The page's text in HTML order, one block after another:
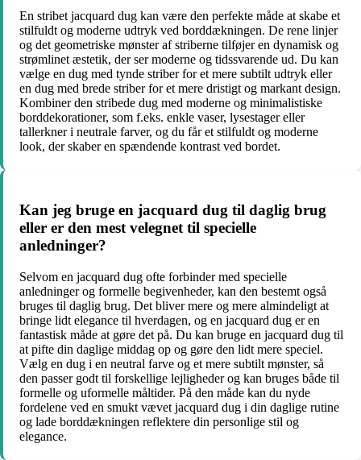
En stribet jacquard dug kan være den perfekte måde at skabe et
stilfuldt og moderne udtryk ved borddækningen. De rene linjer
og det geometriske mønster af striberne tilføjer en dynamisk og
strømlinet æstetik, der ser moderne og tidssvarende ud. Du kan
vælge en dug med tynde striber for et mere subtilt udtryk eller
en dug med brede striber for et mere dristigt og markant design.
Kombiner den stribede dug med moderne og minimalistiske
borddekorationer, som f.eks. enkle vaser, lysestager eller
tallerkner i neutrale farver, og du får et stilfuldt og moderne
look, der skaber en spændende kontrast ved bordet.
Kan jeg bruge en jacquard dug til daglig brug
eller er den mest velegnet til specielle
anledninger?
Selvom en jacquard dug ofte forbinder med specielle
anledninger og formelle begivenheder, kan den bestemt også
bruges til daglig brug. Det bliver mere og mere almindeligt at
bringe lidt elegance til hverdagen, og en jacquard dug er en
fantastisk måde at gøre det på. Du kan bruge en jacquard dug til
at pifte din daglige middag op og gøre den lidt mere speciel.
Vælg en dug i en neutral farve og et mere subtilt mønster, så
den passer godt til forskellige lejligheder og kan bruges både til
formelle og uformelle måltider. På den måde kan du nyde
fordelene ved en smukt vævet jacquard dug i din daglige rutine
og lade borddækningen reflektere din personlige stil og
elegance.